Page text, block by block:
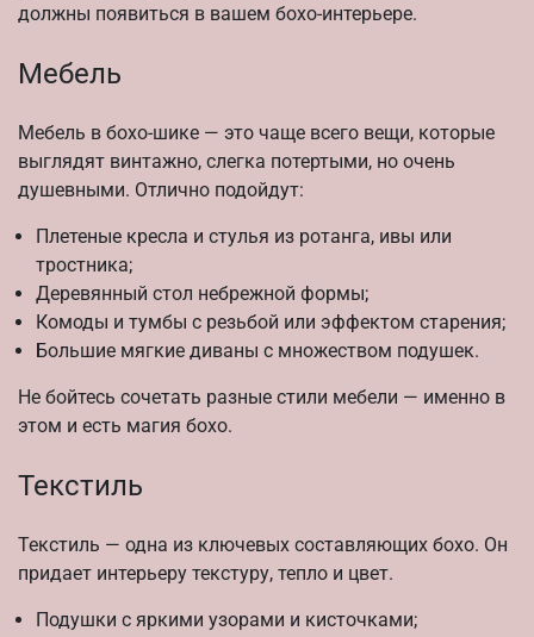
должны появиться в вашем бохо-интерьере.
Мебель
Мебель в бохо-шике — это чаще всего вещи, которые
выглядят винтажно, слегка потертыми, но очень
душевными. Отлично подойдут:
Плетеные кресла и стулья из ротанга, ивы или
тростника;
Деревянный стол небрежной формы;
Комоды и тумбы с резьбой или эффектом старения;
Большие мягкие диваны с множеством подушек.
Не бойтесь сочетать разные стили мебели — именно в
этом и есть магия бохо.
Текстиль
Текстиль — одна из ключевых составляющих бохо. Он
придает интерьеру текстуру, тепло и цвет.
Подушки с яркими узорами и кисточками;